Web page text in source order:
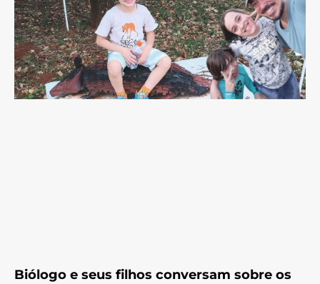
Biólogo e seus filhos conversam sobre os